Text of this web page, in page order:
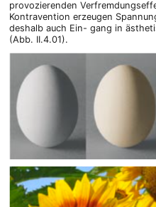
provozierenden
Kontravention erzeugen
deshalb auch Ein- gang in
(Abb. II.4.01).